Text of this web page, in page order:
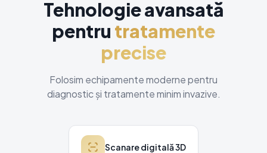
Tehnologie avansată
pentru tratamente
precise
Folosim echipamente moderne pentru
diagnostic și tratamente minim invazive.
Scanare digitală 3D